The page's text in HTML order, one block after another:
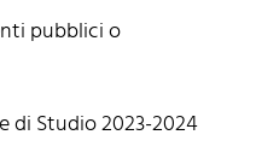
pubblici o
di Studio 2023-2024